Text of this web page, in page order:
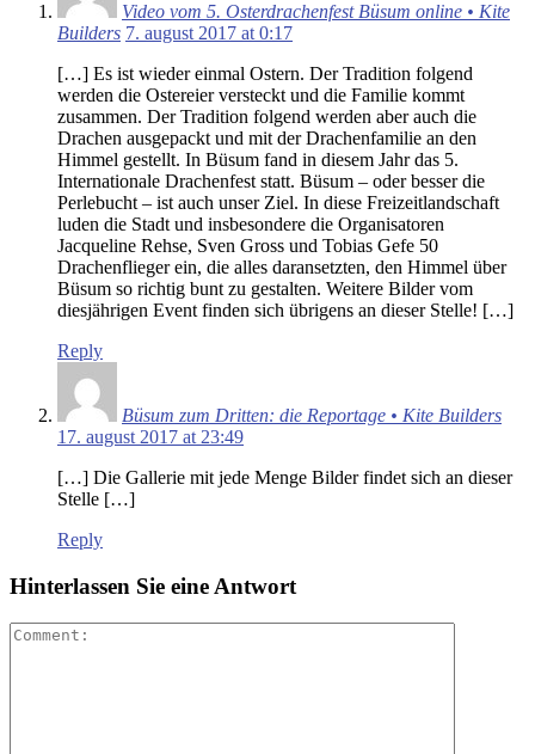
Video vom 5. Osterdrachenfest Büsum online • Kite
Builders 7. august 2017 at 0:17
[…] Es ist wieder einmal Ostern. Der Tradition folgend
werden die Ostereier versteckt und die Familie kommt
zusammen. Der Tradition folgend werden aber auch die
Drachen ausgepackt und mit der Drachenfamilie an den
Himmel gestellt. In Büsum fand in diesem Jahr das 5.
Internationale Drachenfest statt. Büsum – oder besser die
Perlebucht – ist auch unser Ziel. In diese Freizeitlandschaft
luden die Stadt und insbesondere die Organisatoren
Jacqueline Rehse, Sven Gross und Tobias Gefe 50
Drachenflieger ein, die alles daransetzten, den Himmel über
Büsum so richtig bunt zu gestalten. Weitere Bilder vom
diesjährigen Event finden sich übrigens an dieser Stelle! […]
Reply
Büsum zum Dritten: die Reportage • Kite Builders
17. august 2017 at 23:49
[…] Die Gallerie mit jede Menge Bilder findet sich an dieser
Stelle […]
Reply
Hinterlassen Sie eine Antwort